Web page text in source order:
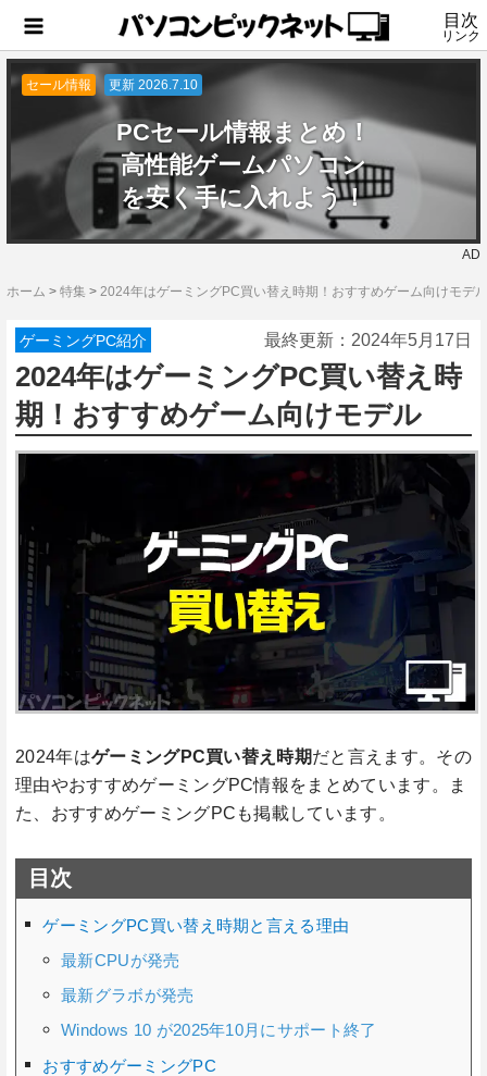
目次
リンク
セール情報 更新 2026.7.10
PCセール情報まとめ！
高性能ゲームパソコン
を安く手に入れよう！
AD
ホーム > 特集 > 2024年はゲーミングPC買い替え時期！おすすめゲーム向けモデル
ゲーミングPC紹介 最終更新： 2024年5月17日
2024年はゲーミングPC買い替え時
期！おすすめゲーム向けモデル
2024年はゲーミングPC買い替え時期だと言えます。その
理由やおすすめゲーミングPC情報をまとめています。ま
た、おすすめゲーミングPCも掲載しています。
目次
ゲーミングPC買い替え時期と言える理由
最新CPUが発売
最新グラボが発売
Windows 10 が2025年10月にサポート終了
おすすめゲーミングPC